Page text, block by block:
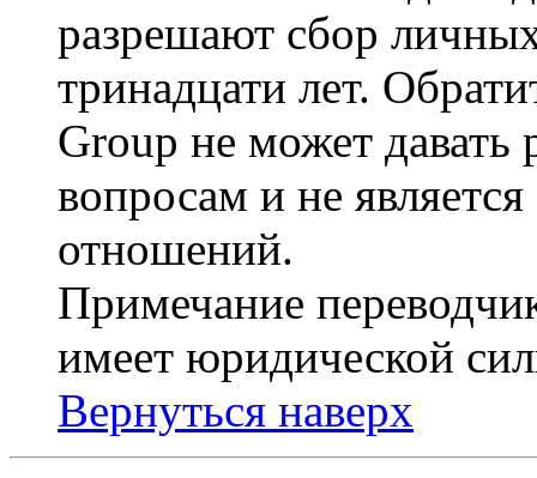
разрешают сбор
тринадцати лет.
Group не может
вопросам и не
отношений.
Примечание
имеет юридической
Вернуться наверх